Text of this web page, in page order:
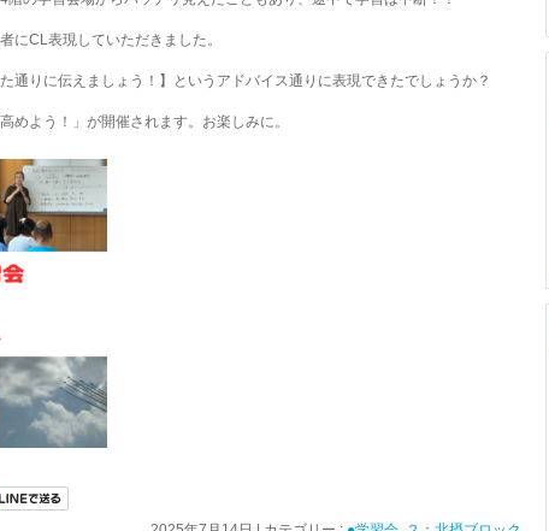
にCL表現していただきました。
通りに伝えましょう！】というアドバイス通りに表現できたでしょうか？
めよう！」が開催されます。お楽しみに。